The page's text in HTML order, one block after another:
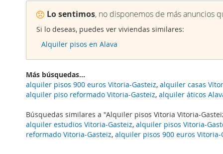
Búsquedas similares a "Alquiler pisos Vitoria Vitoria-
alquiler estudios Vitoria-Gasteiz, alquiler pisos Vitoria-
reformado Vitoria-Gasteiz, alquiler pisos 900 euros Vitoria-
Lo sentimos, no disponemos de más anuncios
Si lo deseas, puedes ver viviendas similares:
Alquiler pisos en Alava
Más búsquedas...
alquiler pisos 900 euros Vitoria-Gasteiz, alquiler casas
alquiler piso reformado Vitoria-Gasteiz, alquiler áticos